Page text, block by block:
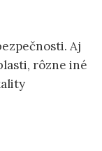
Aj
rôzne iné